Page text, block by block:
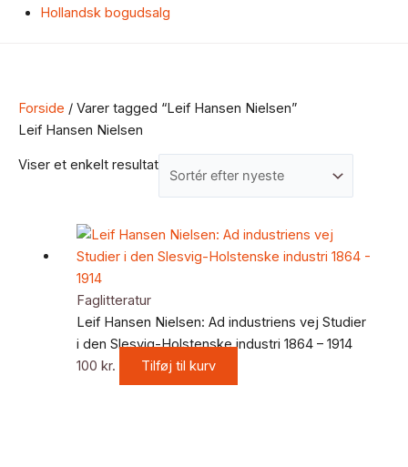
Hollandsk bogudsalg
Forside / Varer tagged “Leif Hansen Nielsen”
Leif Hansen Nielsen
Viser et enkelt resultat
Faglitteratur
Leif Hansen Nielsen: Ad industriens vej Studier
i den Slesvig-Holstenske industri 1864 – 1914
100 kr. Tilføj til kurv